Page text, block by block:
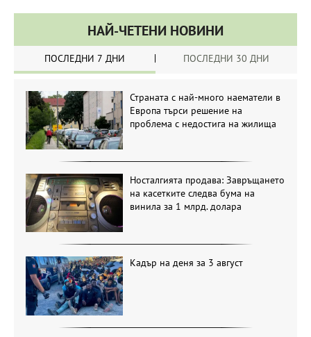
НАЙ-ЧЕТЕНИ НОВИНИ
ПОСЛЕДНИ 7 ДНИ ПОСЛЕДНИ 30 ДНИ
Страната с най-много наематели в
Европа търси решение на
проблема с недостига на жилища
Носталгията продава: Завръщането
на касетките следва бума на
винила за 1 млрд. долара
Кадър на деня за 3 август